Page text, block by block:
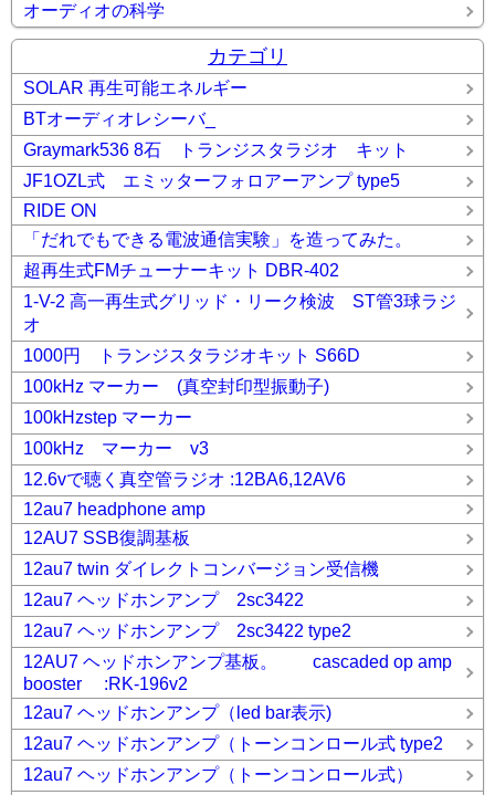
オーディオの科学
カテゴリ
SOLAR 再生可能エネルギー
BTオーディオレシーバ_
Graymark536 8石 トランジスタラジオ キット
JF1OZL式 エミッターフォロアーアンプ type5
RIDE ON
「だれでもできる電波通信実験」を造ってみた。
超再生式FMチューナーキット DBR-402
1-V-2 高一再生式グリッド・リーク検波 ST管3球ラジ
オ
1000円 トランジスタラジオキット S66D
100kHz マーカー (真空封印型振動子)
100kHzstep マーカー
100kHz マーカー v3
12.6vで聴く真空管ラジオ :12BA6,12AV6
12au7 headphone amp
12AU7 SSB復調基板
12au7 twin ダイレクトコンバージョン受信機
12au7 ヘッドホンアンプ 2sc3422
12au7 ヘッドホンアンプ 2sc3422 type2
12AU7 ヘッドホンアンプ基板。 cascaded op amp
booster :RK-196v2
12au7 ヘッドホンアンプ（led bar表示)
12au7 ヘッドホンアンプ（トーンコンロール式 type2
12au7 ヘッドホンアンプ（トーンコンロール式）